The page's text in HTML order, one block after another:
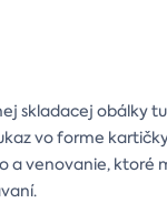
skladacej obálky
vo forme
a venovanie, ktoré